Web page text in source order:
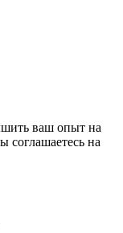
ваш опыт на
соглашаетесь на